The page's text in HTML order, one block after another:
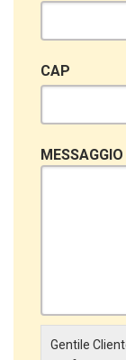
CAP
MESSAGGIO
Gentile